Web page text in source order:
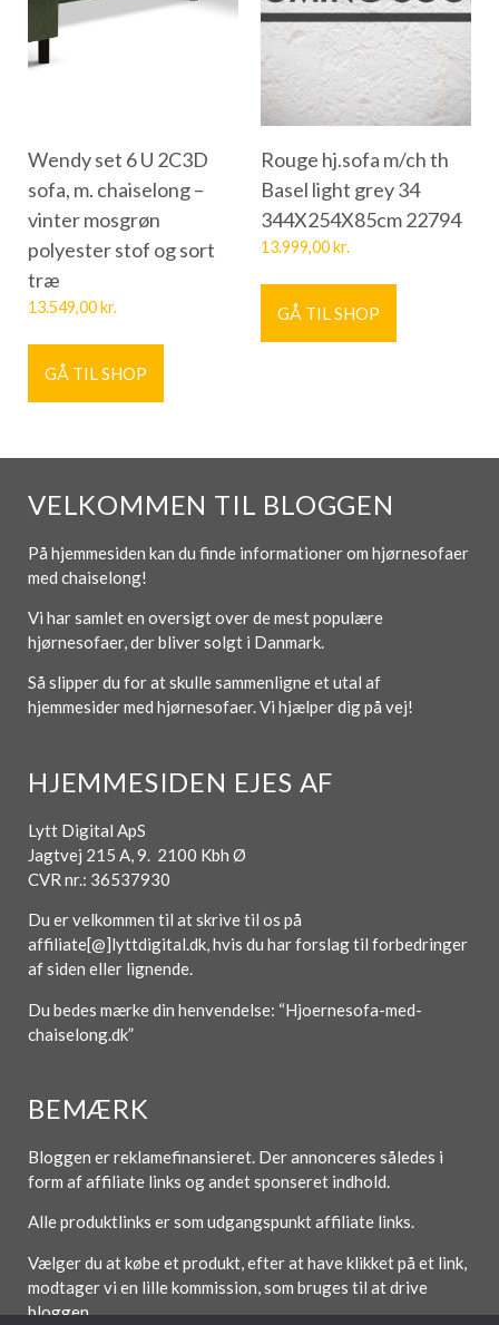
Wendy set 6 U 2C3D
sofa, m. chaiselong –
vinter mosgrøn
polyester stof og sort
træ
13.549,00kr.
GÅ TIL SHOP
Rouge hj.sofa m/ch th
Basel light grey 34
344X254X85cm 22794
13.999,00kr.
GÅ TIL SHOP
VELKOMMEN TIL BLOGGEN
På hjemmesiden kan du finde informationer om hjørnesofaer
med chaiselong!
Vi har samlet en oversigt over de mest populære
hjørnesofaer, der bliver solgt i Danmark.
Så slipper du for at skulle sammenligne et utal af
hjemmesider med hjørnesofaer. Vi hjælper dig på vej!
HJEMMESIDEN EJES AF
Lytt Digital ApS
Jagtvej 215 A, 9. 2100 Kbh Ø
CVR nr.: 36537930
Du er velkommen til at skrive til os på
affiliate[@]lyttdigital.dk, hvis du har forslag til forbedringer
af siden eller lignende.
Du bedes mærke din henvendelse: “Hjoernesofa-med-
chaiselong.dk”
BEMÆRK
Bloggen er reklamefinansieret. Der annonceres således i
form af affiliate links og andet sponseret indhold.
Alle produktlinks er som udgangspunkt affiliate links.
Vælger du at købe et produkt, efter at have klikket på et link,
modtager vi en lille kommission, som bruges til at drive
bloggen.